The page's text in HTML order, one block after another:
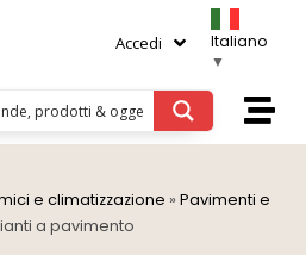
Accedi
Italiano
▼
e climatizzazione » Pavimenti e
a pavimento